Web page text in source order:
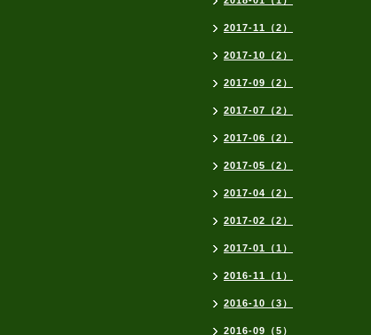
2017-11（2）
2017-10（2）
2017-09（2）
2017-07（2）
2017-06（2）
2017-05（2）
2017-04（2）
2017-02（2）
2017-01（1）
2016-11（1）
2016-10（3）
2016-09（5）